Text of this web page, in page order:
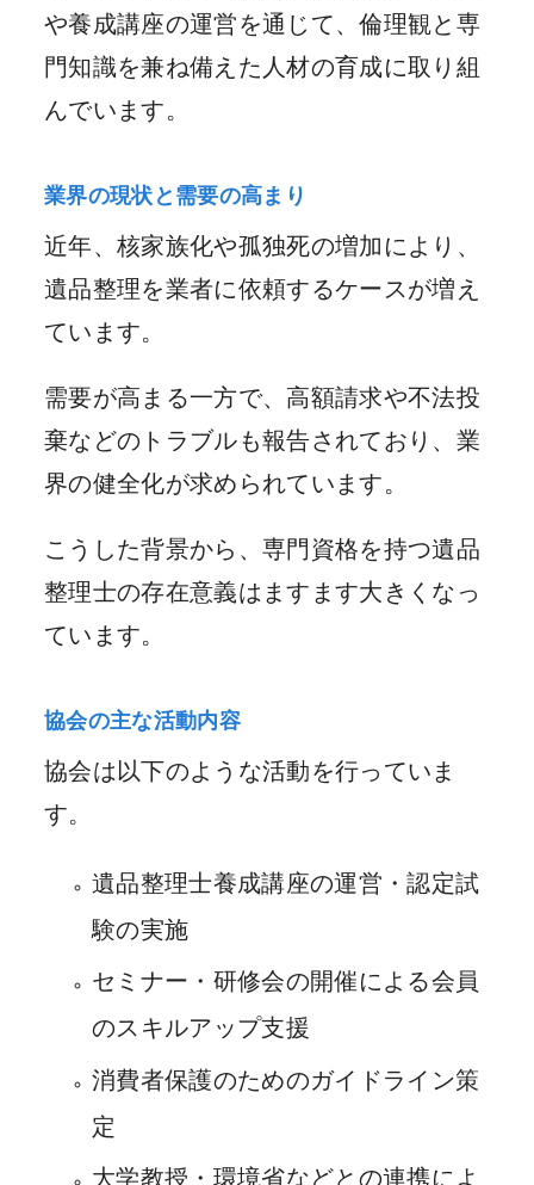
や養成講座の運営を通じて、倫理観と専
門知識を兼ね備えた人材の育成に取り組
んでいます。
業界の現状と需要の高まり
近年、核家族化や孤独死の増加により、
遺品整理を業者に依頼するケースが増え
ています。
需要が高まる一方で、高額請求や不法投
棄などのトラブルも報告されており、業
界の健全化が求められています。
こうした背景から、専門資格を持つ遺品
整理士の存在意義はますます大きくなっ
ています。
協会の主な活動内容
協会は以下のような活動を行っていま
す。
遺品整理士養成講座の運営・認定試
験の実施
セミナー・研修会の開催による会員
のスキルアップ支援
消費者保護のためのガイドライン策
定
大学教授・環境省などとの連携によ